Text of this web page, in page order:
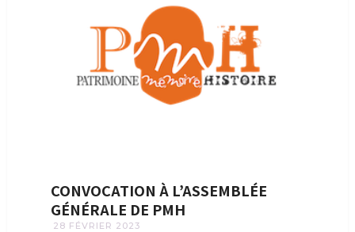
CONVOCATION À L’ASSEMBLÉE
GÉNÉRALE DE PMH
28 FÉVRIER 2023